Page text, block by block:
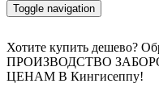
Toggle navigation
Хотите купить дешево?
ПРОИЗВОДСТВО
ЦЕНАМ В Кингисеппу!